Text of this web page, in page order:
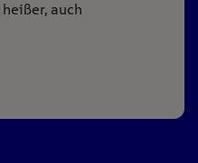
auch